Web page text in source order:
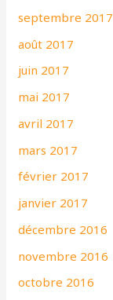
septembre 2017
août 2017
juin 2017
mai 2017
avril 2017
mars 2017
février 2017
janvier 2017
décembre 2016
novembre 2016
octobre 2016